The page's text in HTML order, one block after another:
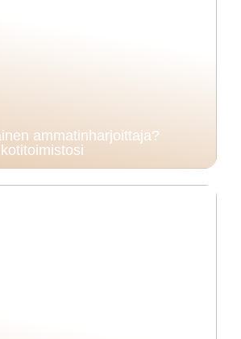
ammatinharjoittaja?